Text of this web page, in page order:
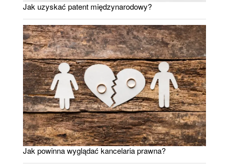
Jak uzyskać patent międzynarodowy?
Jak powinna wyglądać kancelaria prawna?